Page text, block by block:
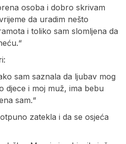
osoba i dobro skrivam
da uradim nešto
i toliko sam slomljena da
sam saznala da ljubav mog
djece i moj muž, ima bebu
sam.“
zatekla i da se osjeća